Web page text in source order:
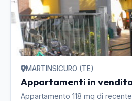
MARTINSICURO (TE)
Appartamenti in
Appartamento 118 mq di